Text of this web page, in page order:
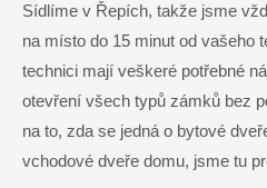
Sídlíme v Řepích, takže jsme
na místo do 15 minut od vašeho
technici mají veškeré potřebné
otevření všech typů zámků bez
na to, zda se jedná o bytové
vchodové dveře domu, jsme tu